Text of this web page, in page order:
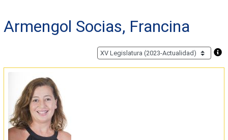
Armengol Socias, Francina